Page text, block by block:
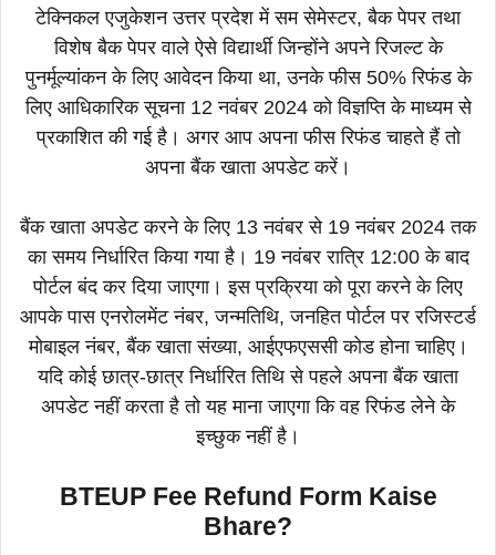
टेक्निकल एजुकेशन उत्तर प्रदेश में सम सेमेस्टर, बैक पेपर तथा
विशेष बैक पेपर वाले ऐसे विद्यार्थी जिन्होंने अपने रिजल्ट के
पुनर्मूल्यांकन के लिए आवेदन किया था, उनके फीस 50% रिफंड के
लिए आधिकारिक सूचना 12 नवंबर 2024 को विज्ञप्ति के माध्यम से
प्रकाशित की गई है। अगर आप अपना फीस रिफंड चाहते हैं तो
अपना बैंक खाता अपडेट करें।
बैंक खाता अपडेट करने के लिए 13 नवंबर से 19 नवंबर 2024 तक
का समय निर्धारित किया गया है। 19 नवंबर रात्रि 12:00 के बाद
पोर्टल बंद कर दिया जाएगा। इस प्रक्रिया को पूरा करने के लिए
आपके पास एनरोलमेंट नंबर, जन्मतिथि, जनहित पोर्टल पर रजिस्टर्ड
मोबाइल नंबर, बैंक खाता संख्या, आईएफएससी कोड होना चाहिए।
यदि कोई छात्र-छात्र निर्धारित तिथि से पहले अपना बैंक खाता
अपडेट नहीं करता है तो यह माना जाएगा कि वह रिफंड लेने के
इच्छुक नहीं है।
BTEUP Fee Refund Form Kaise
Bhare?